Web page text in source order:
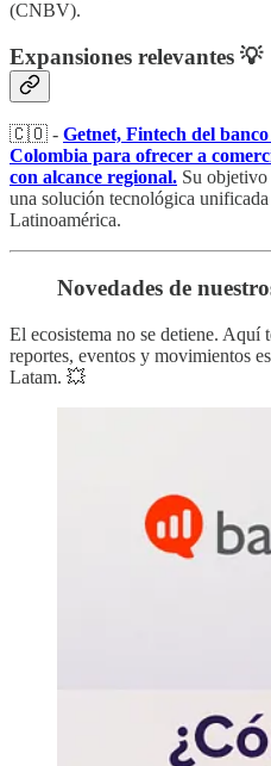
(CNBV).
Expansiones relevantes 💡
🇨🇴 - Getnet, Fintech del
Colombia para ofrecer a
con alcance regional. Su objetivo
una solución tecnológica
Latinoamérica.
Novedades de
El ecosistema no se detiene. Aquí
reportes, eventos y movimientos
Latam. 💥